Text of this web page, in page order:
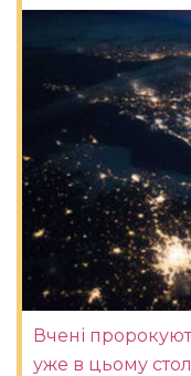
Вчені
уже в цьому